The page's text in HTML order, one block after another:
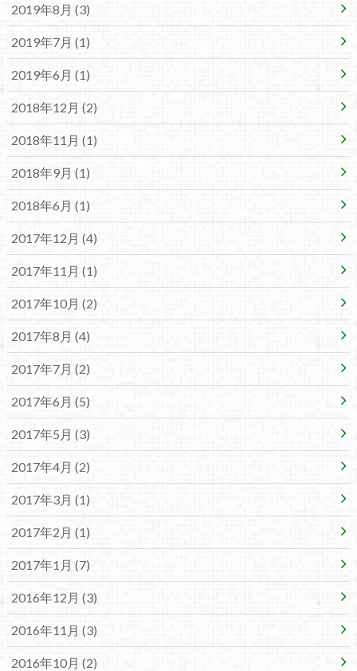
2019年8月 (3)
2019年7月 (1)
2019年6月 (1)
2018年12月 (2)
2018年11月 (1)
2018年9月 (1)
2018年6月 (1)
2017年12月 (4)
2017年11月 (1)
2017年10月 (2)
2017年8月 (4)
2017年7月 (2)
2017年6月 (5)
2017年5月 (3)
2017年4月 (2)
2017年3月 (1)
2017年2月 (1)
2017年1月 (7)
2016年12月 (3)
2016年11月 (3)
2016年10月 (2)